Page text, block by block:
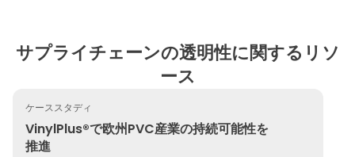
サプライチェーンの透明性に関するリソ
ース
ケーススタディ
VinylPlus®で欧州PVC産業の持続可能性を
推進
VinylPlus®で欧州PVC産業の持続可能性を推進